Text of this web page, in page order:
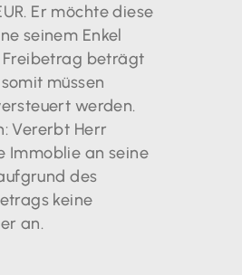
Er möchte diese
seinem Enkel
Freibetrag beträgt
müssen
werden.
Vererbt Herr
Immoblie an seine
des
keine
an.